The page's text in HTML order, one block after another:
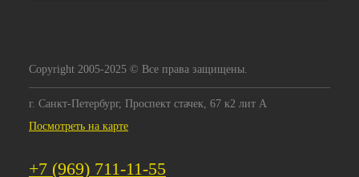
Copyright 2005-2025 © Все права защищены.
г. Санкт-Петербург, Проспект стачек, 67 к2 лит А
Посмотреть на карте
+7 (969) 711-11-55